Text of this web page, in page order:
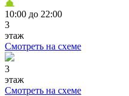
10:00 до 22:00
3
этаж
Смотреть на схеме
3
этаж
Смотреть на схеме